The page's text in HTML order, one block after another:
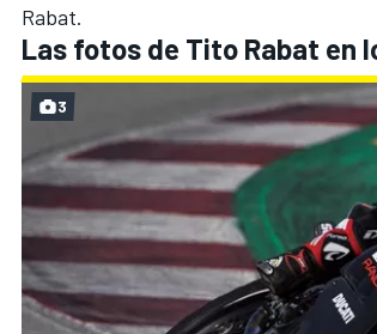
Rabat.
Las fotos de Tito Rabat en
3